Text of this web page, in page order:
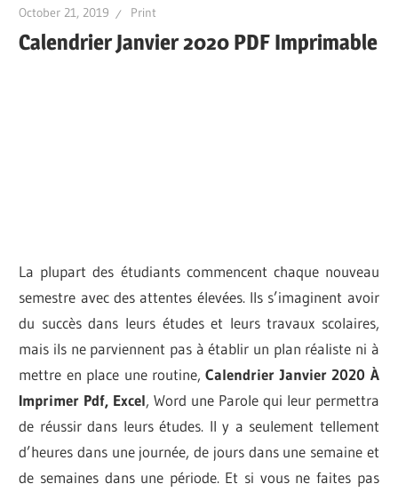
October 21, 2019 Print
Calendrier Janvier 2020 PDF Imprimable
La plupart des étudiants commencent chaque nouveau
semestre avec des attentes élevées. Ils s’imaginent avoir
du succès dans leurs études et leurs travaux scolaires,
mais ils ne parviennent pas à établir un plan réaliste ni à
mettre en place une routine,Calendrier Janvier 2020 À
Imprimer Pdf, Excel, Word une Parole qui leur permettra
de réussir dans leurs études. Il y a seulement tellement
d’heures dans une journée, de jours dans une semaine et
de semaines dans une période. Et si vous ne faites pas